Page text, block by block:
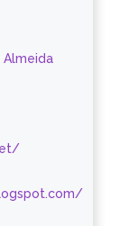
Almeida